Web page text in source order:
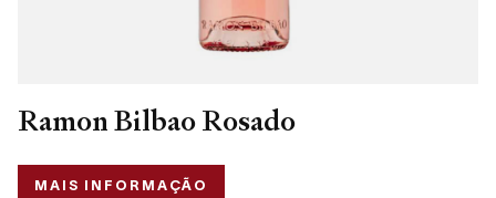
Ramon Bilbao Rosado
MAIS INFORMAÇÃO